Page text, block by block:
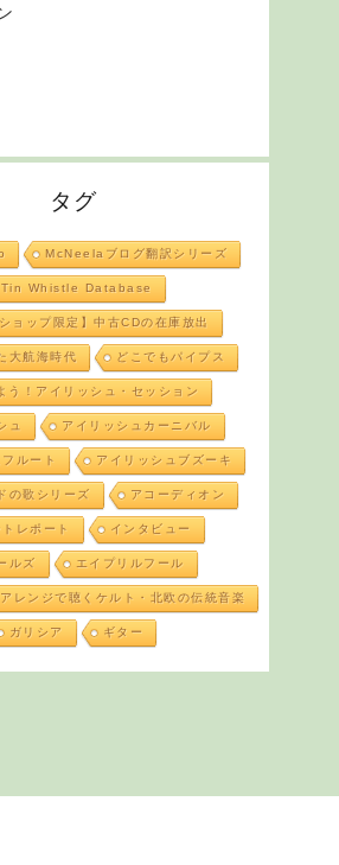
タグ
McNeelaブログ翻訳シリーズ
Tin Whistle Database
ショップ限定】中古CDの在庫放出
大航海時代 どこでもパイプス
う！アイリッシュ・セッション
ュ アイリッシュカーニバル
ルート アイリッシュブズーキ
の歌シリーズ アコーディオン
レポート インタビュー
ルズ エイプリルフール
レンジで聴くケルト・北欧の伝統音楽
ガリシア ギター